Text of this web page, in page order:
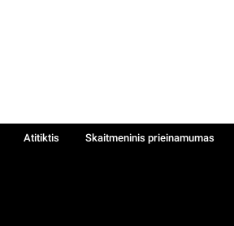
Atitiktis
Skaitmeninis prieinamumas